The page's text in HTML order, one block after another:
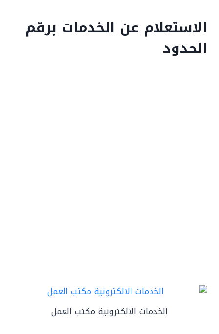
الاستعلام عن الخدمات برقم
الحدود
الخدمات الالكترونية مكتب العمل